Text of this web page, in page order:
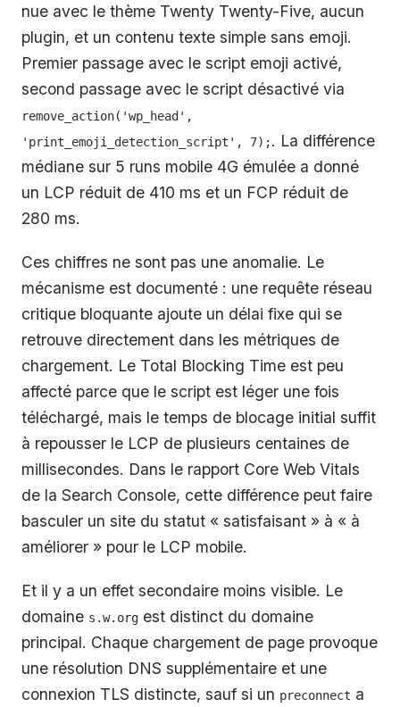
nue avec le thème Twenty Twenty-Five, aucun
plugin, et un contenu texte simple sans emoji.
Premier passage avec le script emoji activé,
second passage avec le script désactivé via
remove_action('wp_head',
'print_emoji_detection_script', 7);. La différence
médiane sur 5 runs mobile 4G émulée a donné
un LCP réduit de 410 ms et un FCP réduit de
280 ms.
Ces chiffres ne sont pas une anomalie. Le
mécanisme est documenté : une requête réseau
critique bloquante ajoute un délai fixe qui se
retrouve directement dans les métriques de
chargement. Le Total Blocking Time est peu
affecté parce que le script est léger une fois
téléchargé, mais le temps de blocage initial suffit
à repousser le LCP de plusieurs centaines de
millisecondes. Dans le rapport Core Web Vitals
de la Search Console, cette différence peut faire
basculer un site du statut « satisfaisant » à « à
améliorer » pour le LCP mobile.
Et il y a un effet secondaire moins visible. Le
domaine s.w.org est distinct du domaine
principal. Chaque chargement de page provoque
une résolution DNS supplémentaire et une
connexion TLS distincte, sauf si un preconnect a